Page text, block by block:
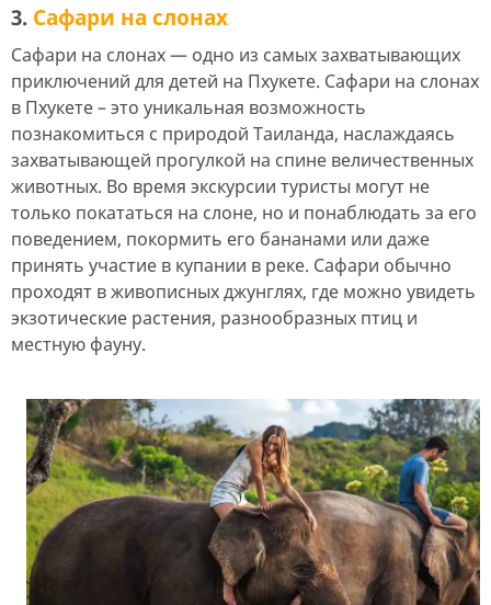
3. Сафари на слонах
Сафари на слонах — одно из самых захватывающих
приключений для детей на Пхукете. Сафари на слонах
в Пхукете – это уникальная возможность
познакомиться с природой Таиланда, наслаждаясь
захватывающей прогулкой на спине величественных
животных. Во время экскурсии туристы могут не
только покататься на слоне, но и понаблюдать за его
поведением, покормить его бананами или даже
принять участие в купании в реке. Сафари обычно
проходят в живописных джунглях, где можно увидеть
экзотические растения, разнообразных птиц и
местную фауну.